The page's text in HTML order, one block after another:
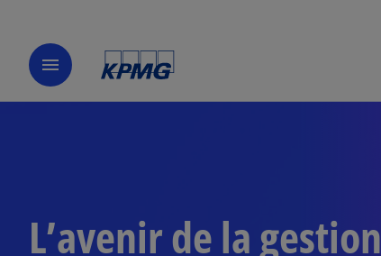
menu
L’avenir de la gestion